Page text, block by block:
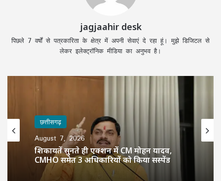
jagjaahir desk
पिछले 7 वर्षों से पत्रकारिता के क्षेत्र में अपनी सेवाएं दे रहा हूं। मुझे डिजिटल से
लेकर इलेक्ट्रॉनिक मीडिया का अनुभव है।
छत्तीसगढ़
August 7, 2026
शिकायतें सुनते ही एक्शन में CM मोहन यादव,
CMHO समेत 3 अधिकारियों को किया सस्पेंड